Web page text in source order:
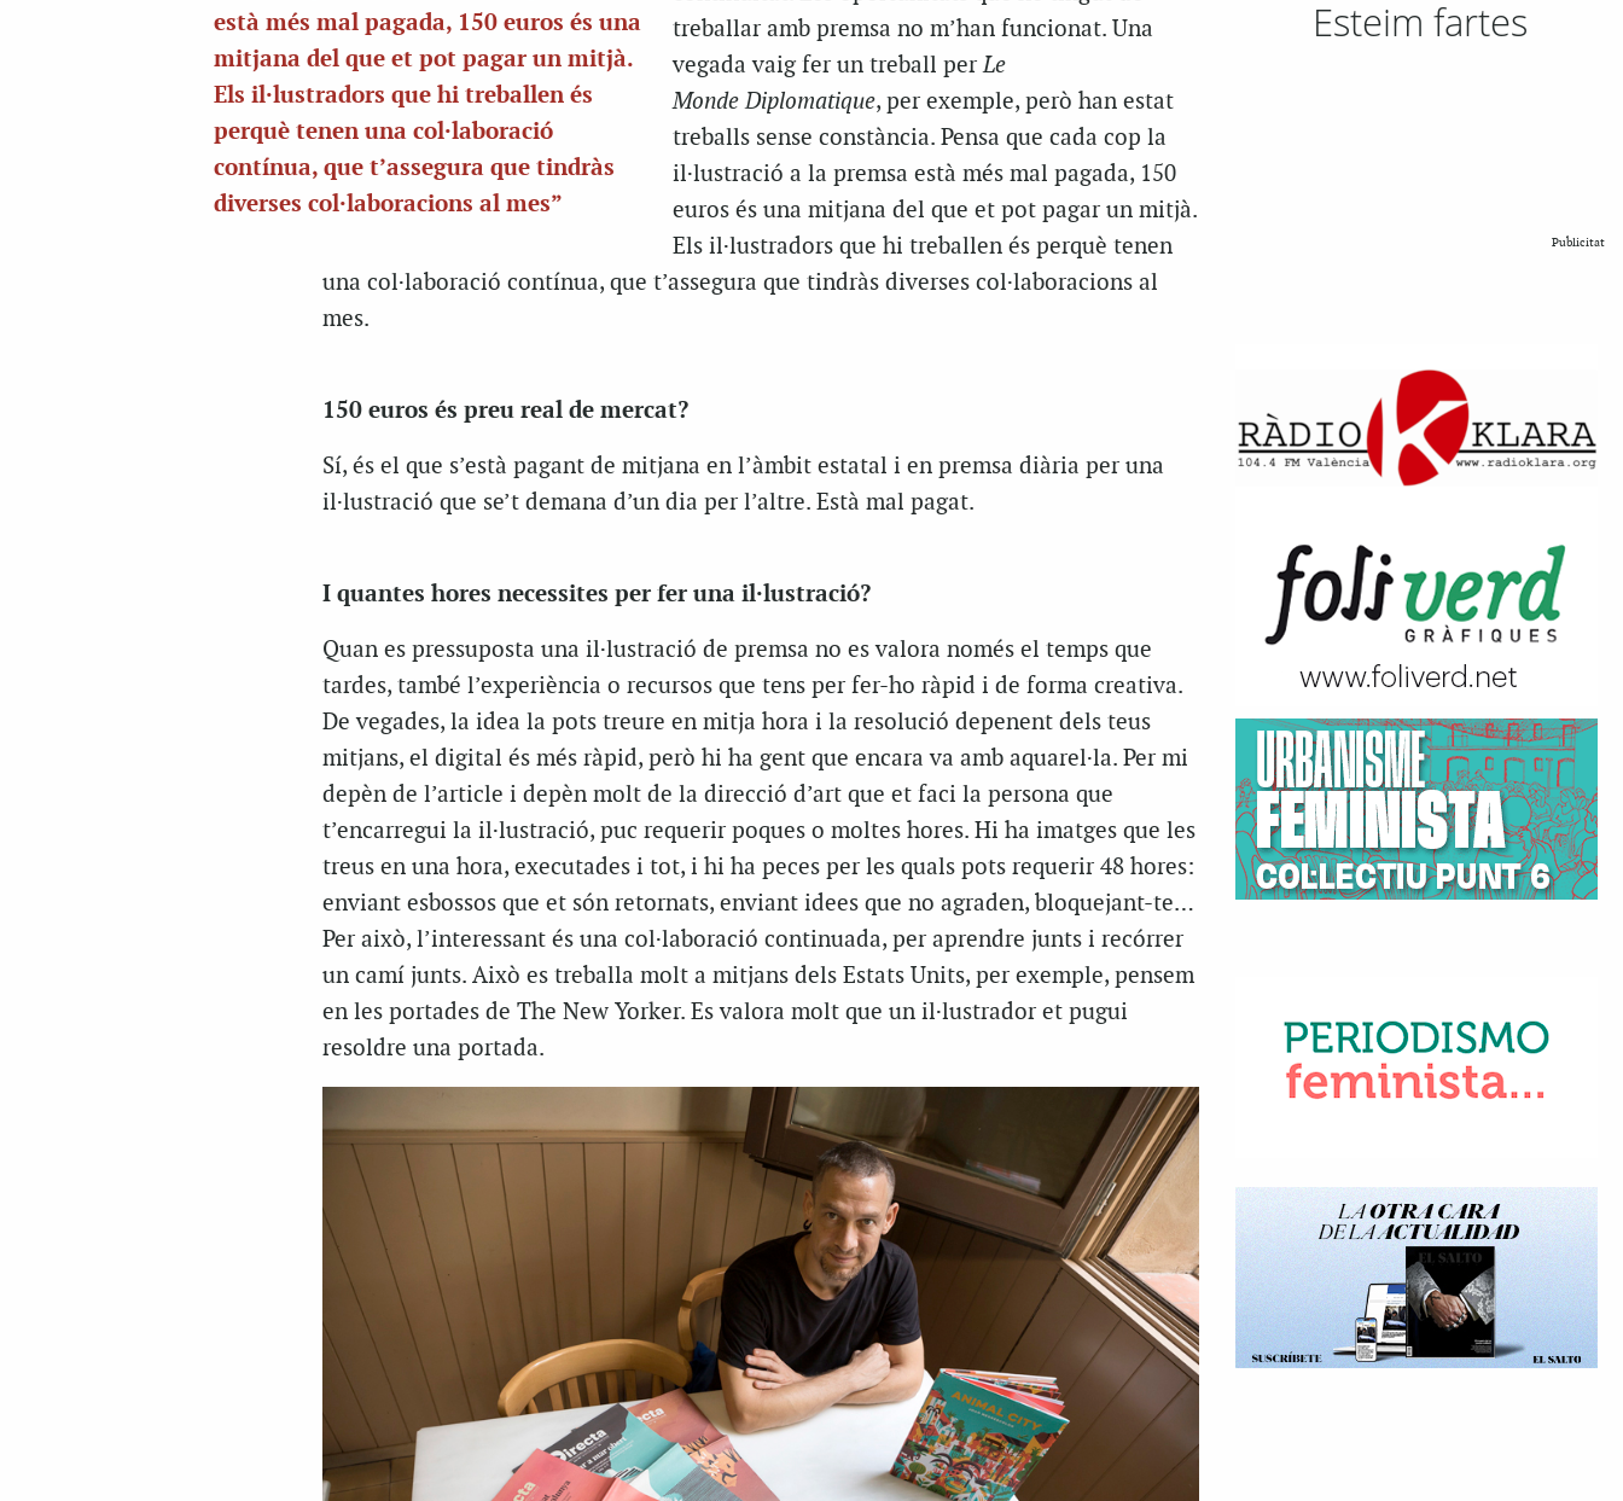
està més mal pagada, 150 euros és una
mitjana del que et pot pagar un mitjà.
Els il·lustradors que hi treballen és
perquè tenen una col·laboració
contínua, que t’assegura que tindràs
diverses col·laboracions al mes”
treballar amb premsa no m’han funcionat. Una
vegada vaig fer un treball perLe
MondeDiplomatique, per exemple, però han estat
treballs sense constància. Pensa que cada cop la
il·lustració a la premsa està més mal pagada, 150
euros és una mitjana del que et pot pagar un mitjà.
Els il·lustradors que hi treballen és perquè tenen
una col·laboració contínua, que t’assegura que tindràs diverses col·laboracions al
mes.
150 euros és preu real de mercat?
Sí, és el que s’està pagant de mitjana en l’àmbit estatal i en premsa diària per una
il·lustració que se’t demana d’un dia per l’altre. Està mal pagat.
I quantes hores necessites per fer una il·lustració?
Quan es pressuposta una il·lustració de premsa no es valora només el temps que
tardes, també l’experiència o recursos que tens per fer-ho ràpid i de forma creativa.
De vegades, la idea la pots treure en mitja hora i la resolució depenent dels teus
mitjans, el digital és més ràpid, però hi ha gent que encara va amb aquarel·la. Per mi
depèn de l’article i depèn molt de la direcció d’art que et faci la persona que
t’encarregui la il·lustració, puc requerir poques o moltes hores. Hi ha imatges que les
treus en una hora, executades i tot, i hi ha peces per les quals pots requerir 48 hores:
enviant esbossos que et són retornats, enviant idees que no agraden, bloquejant-te…
Per això, l’interessant és una col·laboració continuada, per aprendre junts i recórrer
un camí junts. Això es treballa molt a mitjans dels Estats Units, per exemple, pensem
en les portades de The New Yorker. Es valora molt que un il·lustrador et pugui
resoldre una portada.
Esteim fartes
Publicitat